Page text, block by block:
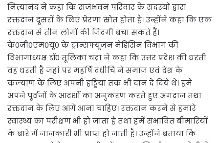
नित्यानंद ने कहा कि राजभवन परिवार के सदस्यों द्वारा
रक्तदान दूसरों के लिए प्रेरणा स्रोत होता है। उन्होंने कहा कि एक
रक्तदान से तीन लोगों की जिंदगी बचा सकते हैं।
के0जी0एम0यू0 के ट्रान्सफ्यूजन मेडिसिन विभाग की
विभागाध्यक्ष डॉ0 तूलिका चंद्रा ने कहा कि उत्तर प्रदेश की धरती
वह धरती है जहां पर महर्षि दधीचि ने समाज एवं देश के
कल्याण के लिए अपनी हड्डियां तक भी दान दे दिये थे। हमें
अपने पूर्वजों के आदर्शों का अनुकरण करते हुए अंगदान तथा
रक्तदान के लिए आगे आना चाहिए। रक्तदान करने से हमारे
स्वास्थ्य का परीक्षण भी हो जाता है तथा हमें संभावित बीमारियों
के बारे में जानकारी भी प्राप्त हो जाती है। उन्होंने बताया कि